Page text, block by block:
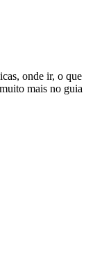
onde ir, o que
mais no guia